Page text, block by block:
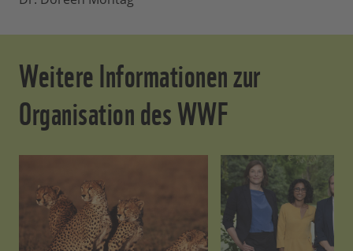
Weitere Informationen zur
Organisation des WWF